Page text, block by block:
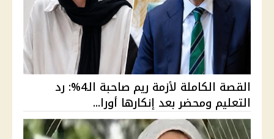
القصة الكاملة لأزمة ريم صاحبة الـ4%: رد
التعليم ومحضر بعد إنكارها أورا...